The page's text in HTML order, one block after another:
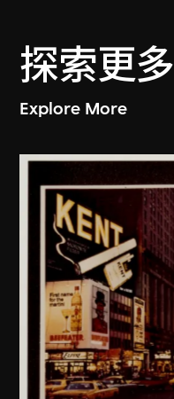
探索更多
Explore More